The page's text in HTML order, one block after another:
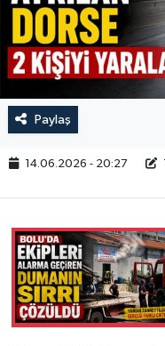
Paylaş
14.06.2026 - 20:27